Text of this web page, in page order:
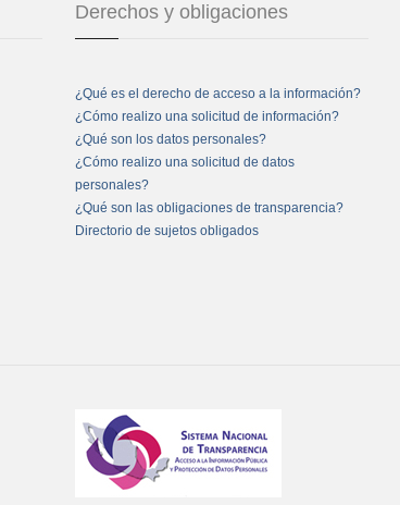
Derechos y obligaciones
¿Qué es el derecho de acceso a la información?
¿Cómo realizo una solicitud de información?
¿Qué son los datos personales?
¿Cómo realizo una solicitud de datos
personales?
¿Qué son las obligaciones de transparencia?
Directorio de sujetos obligados